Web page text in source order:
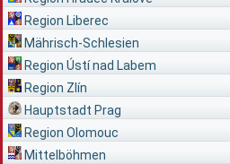
Region Liberec
Mährisch-Schlesien
Region Ústí nad Labem
Region Zlín
Hauptstadt Prag
Region Olomouc
Mittelböhmen